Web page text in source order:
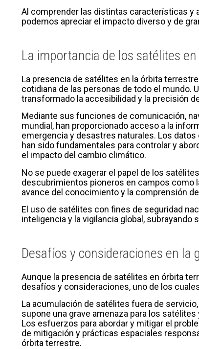
Al comprender las distintas características
podemos apreciar el impacto diverso y de
La importancia de los satélites
La presencia de satélites en la órbita
cotidiana de las personas de todo el mundo.
transformado la accesibilidad y la precisión
Mediante sus funciones de comunicación,
mundial, han proporcionado acceso a la
emergencia y desastres naturales. Los
han sido fundamentales para controlar y
el impacto del cambio climático.
No se puede exagerar el papel de los
descubrimientos pioneros en campos como
avance del conocimiento y la comprensión
El uso de satélites con fines de seguridad
inteligencia y la vigilancia global,
Desafíos y consideraciones en
Aunque la presencia de satélites en órbita
desafíos y consideraciones, uno de los
La acumulación de satélites fuera de
supone una grave amenaza para los
Los esfuerzos para abordar y mitigar el
de mitigación y prácticas espaciales
órbita terrestre.